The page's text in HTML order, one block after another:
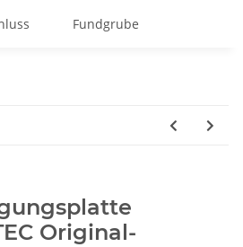
Fundgrube
Original-